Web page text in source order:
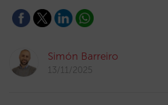
Simón Barreiro
13/11/2025